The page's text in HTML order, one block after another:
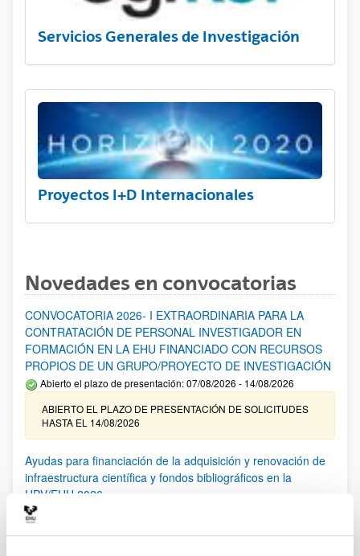
Servicios Generales de Investigación
Proyectos I+D Internacionales
Novedades en convocatorias
CONVOCATORIA 2026- I EXTRAORDINARIA PARA LA
CONTRATACIÓN DE PERSONAL INVESTIGADOR EN
FORMACIÓN EN LA EHU FINANCIADO CON RECURSOS
PROPIOS DE UN GRUPO/PROYECTO DE INVESTIGACIÓN
Abierto el plazo de presentación: 07/08/2026 - 14/08/2026
ABIERTO EL PLAZO DE PRESENTACIÓN DE SOLICITUDES
HASTA EL 14/08/2026
Ayudas para financiación de la adquisición y renovación de
infraestructura científica y fondos bibliográficos en la
UPV/EHU 2026
25/03/2026: Corrección de errores del listado provisional de